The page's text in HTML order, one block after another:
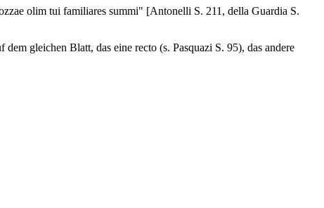
olim tui familiares summi" [Antonelli S. 211, della Guardia S.
gleichen Blatt, das eine recto (s. Pasquazi S. 95), das andere